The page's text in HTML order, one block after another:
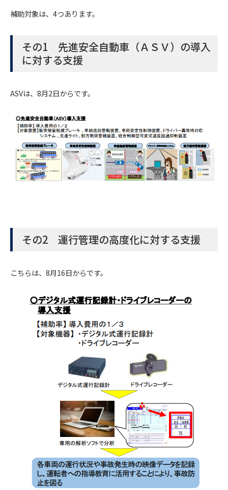
補助対象は、4つあります。
その1 先進安全自動車（ＡＳＶ）の導入
に対する支援
ASVは、8月2日からです。
その2 運行管理の高度化に対する支援
こちらは、8月16日からです。